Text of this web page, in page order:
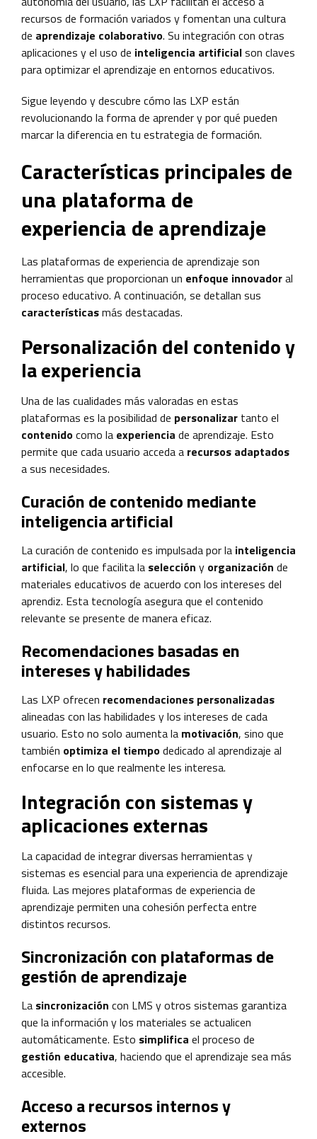
recursos de formación variados y fomentan una cultura
de aprendizaje colaborativo. Su integración con otras
aplicaciones y el uso de inteligencia artificialson claves
para optimizar el aprendizaje en entornos educativos.
Sigue leyendo y descubre cómo las LXP están
revolucionando la forma de aprender y por qué pueden
marcar la diferencia en tu estrategia de formación.
Características principales de
una plataforma de
experiencia de aprendizaje
Las plataformas de experiencia de aprendizaje son
herramientas que proporcionan un enfoque innovadoral
proceso educativo. A continuación, se detallan sus
característicasmás destacadas.
Personalización del contenido y
la experiencia
Una de las cualidades más valoradas en estas
plataformas es la posibilidad de personalizar tanto el
contenidocomo la experiencia de aprendizaje. Esto
permite que cada usuario acceda a recursos adaptados
a sus necesidades.
Curación de contenido mediante
inteligencia artificial
La curación de contenido es impulsada por la inteligencia
artificial, lo que facilita la selección y organización de
materiales educativos de acuerdo con los intereses del
aprendiz. Esta tecnología asegura que el contenido
relevante se presente de manera eficaz.
Recomendaciones basadas en
intereses y habilidades
Las LXP ofrecen recomendaciones personalizadas
alineadas con las habilidades y los intereses de cada
usuario. Esto no solo aumenta la motivación, sino que
también optimiza el tiempodedicado al aprendizaje al
enfocarse en lo que realmente les interesa.
Integración con sistemas y
aplicaciones externas
La capacidad de integrar diversas herramientas y
sistemas es esencial para una experiencia de aprendizaje
fluida. Las mejores plataformas de experiencia de
aprendizaje permiten una cohesión perfecta entre
distintos recursos.
Sincronización con plataformas de
gestión de aprendizaje
La sincronización con LMS y otros sistemas garantiza
que la información y los materiales se actualicen
automáticamente. Esto simplifica el proceso de
gestión educativa, haciendo que el aprendizaje sea más
accesible.
Acceso a recursos internos y
externos